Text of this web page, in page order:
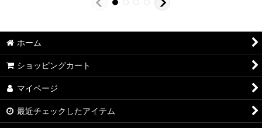
ホーム
ショッピングカート
マイページ
最近チェックしたアイテム